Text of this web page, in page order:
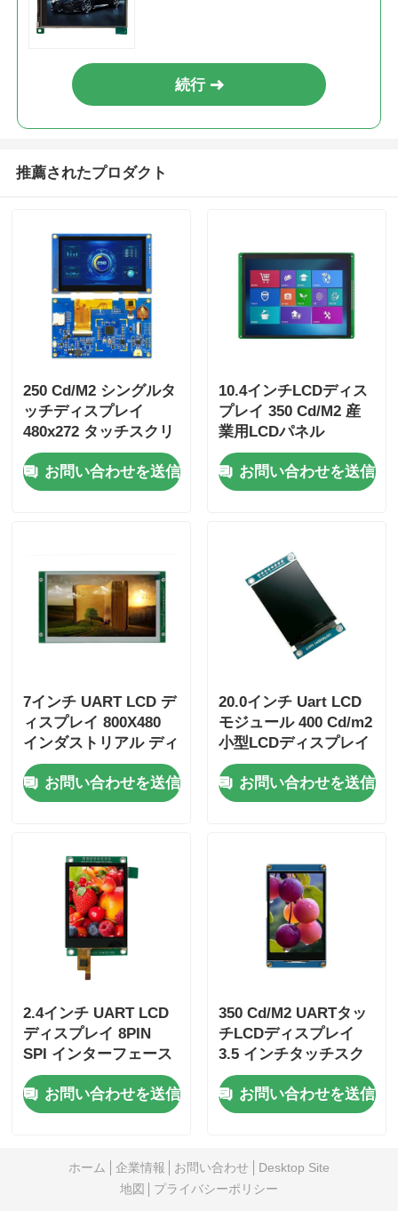
続行
推薦されたプロダクト
250 Cd/M2 シングルタ
ッチディスプレイ
480x272 タッチスクリ
ーンモジュール 4.3 イ
ンチドライバーIC
T5L0
お問い合わせを送信
10.4インチLCDディス
プレイ 350 Cd/M2 産
業用LCDパネル
800X600 RGBインター
フェース
お問い合わせを送信
7インチ UART LCD デ
ィスプレイ 800X480
インダストリアル ディ
スプレイ モジュール
SPI インターフェース
付き
お問い合わせを送信
20.0インチ Uart LCD
モジュール 400 Cd/m2
小型LCDディスプレイ
240X320 ドライバーIC
ST7789V
お問い合わせを送信
2.4インチ UART LCD
ディスプレイ 8PIN
SPI インターフェース
320*240 解像度 300 亮
度ドライバー IC
ST7789 PCBAボード
お問い合わせを送信
350 Cd/M2 UARTタッ
チLCDディスプレイ
3.5 インチタッチスク
リーン LCDパネル
320x480
お問い合わせを送信
ホーム 企業情報 お問い合わせ
Desktop Site
地図
プライバシーポリシー